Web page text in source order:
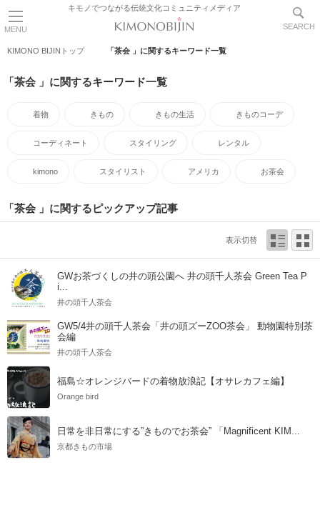
MENU
キモノでつながる伝統文化コミュニティメディア
SEARCH
KIMONO BIJINトップ 「茶会 」に関するキーワード一覧
「茶会 」に関するキーワード一覧
着物 きもの きもの生活 きものコーデ
コーディネート スタイリング レンタル
kimono スタイリスト アメリカ お茶会
「茶会 」に関するピックアップ記事
表示切替
GWお茶づくしの井の頭公園へ 井の頭千人茶会 Green Tea P
i...
井の頭千人茶会
GW5/4井の頭千人茶会「井の頭ズーZOO茶会」 動物園特別茶
会編
井の頭千人茶会
福島☆オレンジバードの着物放浪記【オサレカフェ編】
Orange bird
日常を非日常にする”きものでお茶会” 「Magnificent KIM...
京都きもの市場